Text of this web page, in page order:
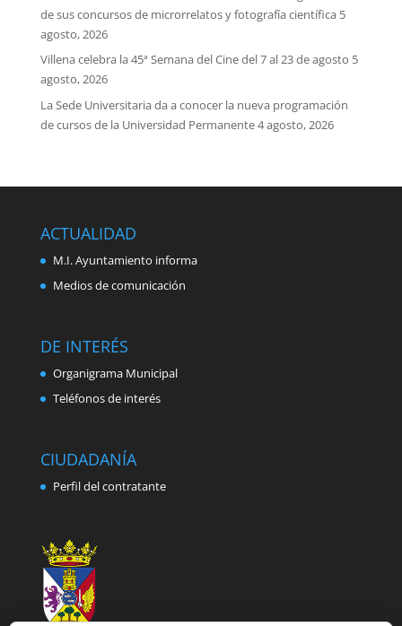
de sus concursos de microrrelatos y fotografía científica 5
agosto, 2026
Villena celebra la 45ª Semana del Cine del 7 al 23 de agosto 5
agosto, 2026
La Sede Universitaria da a conocer la nueva programación
de cursos de la Universidad Permanente4 agosto, 2026
ACTUALIDAD
M.I. Ayuntamiento informa
Medios de comunicación
DE INTERÉS
Organigrama Municipal
Teléfonos de interés
CIUDADANÍA
Perfil del contratante